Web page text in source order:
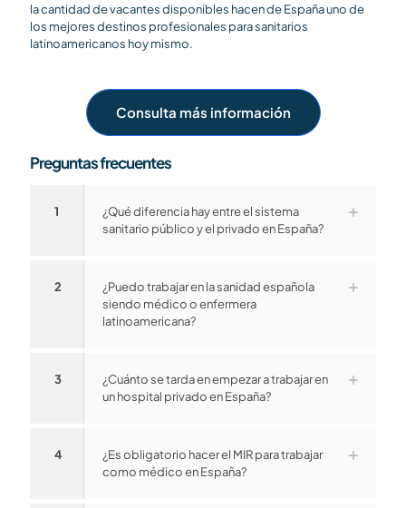
la cantidad de vacantes disponibles hacen de España uno de
los mejores destinos profesionales para sanitarios
latinoamericanos hoy mismo.
Consulta más información
Preguntas frecuentes
1
¿Qué diferencia hay entre el sistema
sanitario público y el privado en España?
2
¿Puedo trabajar en la sanidad española
siendo médico o enfermera
latinoamericana?
3
¿Cuánto se tarda en empezar a trabajar en
un hospital privado en España?
4
¿Es obligatorio hacer el MIR para trabajar
como médico en España?